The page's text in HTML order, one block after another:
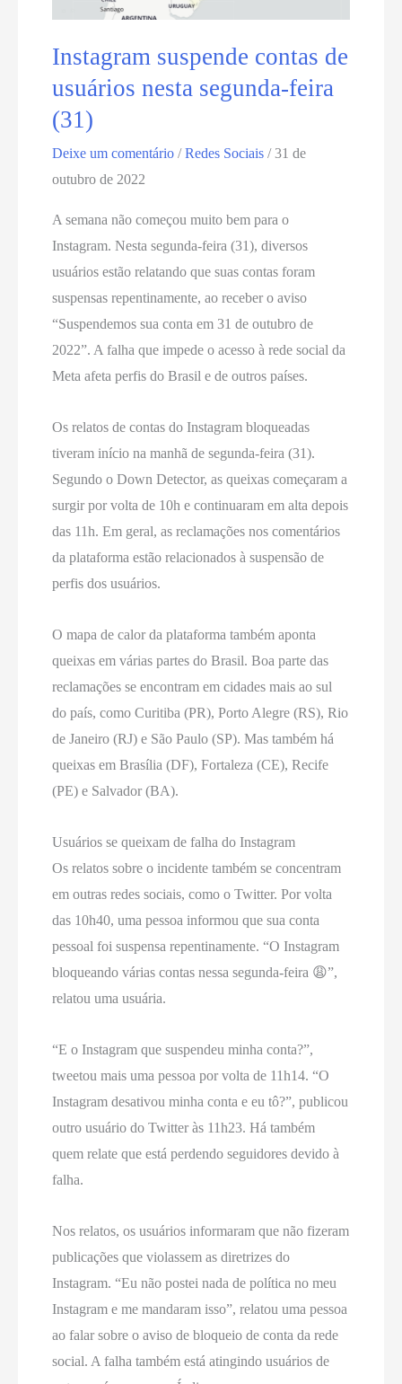
Instagram suspende contas de
usuários nesta segunda-feira
(31)
Deixe um comentário /Redes Sociais /31 de
outubro de 2022
A semana não começou muito bem para o
Instagram. Nesta segunda-feira (31), diversos
usuários estão relatando que suas contas foram
suspensas repentinamente, ao receber o aviso
“Suspendemos sua conta em 31 de outubro de
2022”. A falha que impede o acesso à rede social da
Meta afeta perfis do Brasil e de outros países.
Os relatos de contas do Instagram bloqueadas
tiveram início na manhã de segunda-feira (31).
Segundo o Down Detector, as queixas começaram a
surgir por volta de 10h e continuaram em alta depois
das 11h. Em geral, as reclamações nos comentários
da plataforma estão relacionados à suspensão de
perfis dos usuários.
O mapa de calor da plataforma também aponta
queixas em várias partes do Brasil. Boa parte das
reclamações se encontram em cidades mais ao sul
do país, como Curitiba (PR), Porto Alegre (RS), Rio
de Janeiro (RJ) e São Paulo (SP). Mas também há
queixas em Brasília (DF), Fortaleza (CE), Recife
(PE) e Salvador (BA).
Usuários se queixam de falha do Instagram
Os relatos sobre o incidente também se concentram
em outras redes sociais, como o Twitter. Por volta
das 10h40, uma pessoa informou que sua conta
pessoal foi suspensa repentinamente. “O Instagram
bloqueando várias contas nessa segunda-feira 😩”,
relatou uma usuária.
“E o Instagram que suspendeu minha conta?”,
tweetou mais uma pessoa por volta de 11h14. “O
Instagram desativou minha conta e eu tô?”, publicou
outro usuário do Twitter às 11h23. Há também
quem relate que está perdendo seguidores devido à
falha.
Nos relatos, os usuários informaram que não fizeram
publicações que violassem as diretrizes do
Instagram. “Eu não postei nada de política no meu
Instagram e me mandaram isso”, relatou uma pessoa
ao falar sobre o aviso de bloqueio de conta da rede
social. A falha também está atingindo usuários de